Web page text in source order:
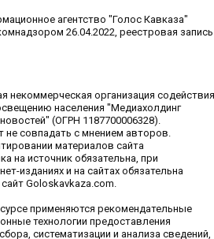
агентство "Голос Кавказа"
26.04.2022, реестровая запись
некоммерческая организация содействия
населения "Медиахолдинг
(ОГРН 1187700006328).
совпадать с мнением авторов.
материалов сайта
на источник обязательна, при
изданиях и на сайтах обязательна
Goloskavkaza.com.
применяются рекомендательные
технологии предоставления
систематизации и анализа сведений,